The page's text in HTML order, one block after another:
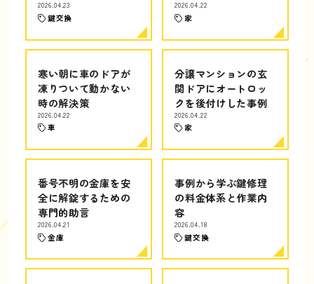
2026.04.23
鍵交換
2026.04.22
家
寒い朝に車のドアが
凍りついて動かない
時の解決策
2026.04.22
車
分譲マンションの玄
関ドアにオートロッ
クを後付けした事例
2026.04.22
家
番号不明の金庫を安
全に解錠するための
専門的助言
2026.04.21
金庫
事例から学ぶ鍵修理
の料金体系と作業内
容
2026.04.18
鍵交換